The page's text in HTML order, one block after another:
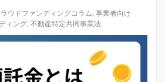
ラウドファンディングコラム, 事業者向け
ィング, 不動産特定共同事業法
コラム
ニュース 不動産ST
ディング・オブ・ザ・イヤー
不特法
本割れ 動画 匿名組合